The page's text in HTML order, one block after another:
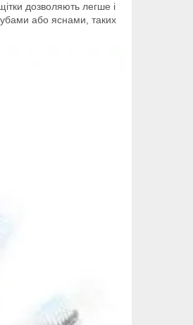
дозволяють легше і
або яснами, таких